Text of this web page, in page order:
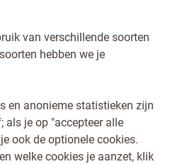
Dr. Oetker Nederland
Koopmans Professioneel
van verschillende soorten
hebben we je
en anonieme statistieken zijn
je op "accepteer alle
ook de optionele cookies.
welke cookies je aanzet, klik